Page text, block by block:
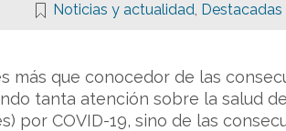
Noticias y actualidad,
más que conocedor de las
tanta atención sobre la salud
por COVID-19, sino de las